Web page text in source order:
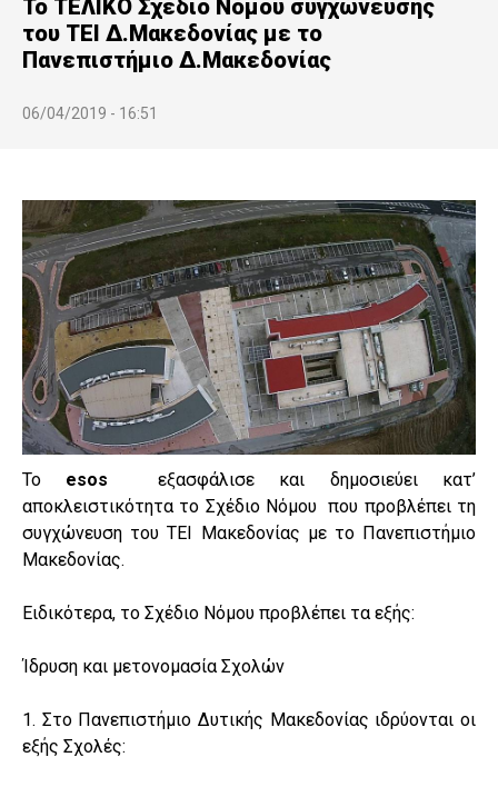
Το ΤΕΛΙΚΟ Σχέδιο Νόμου συγχώνευσης
του ΤΕΙ Δ.Μακεδονίας με το
Πανεπιστήμιο Δ.Μακεδονίας
06/04/2019 - 16:51
Το esos εξασφάλισε και δημοσιεύει κατ’
αποκλειστικότητα το Σχέδιο Νόμου που προβλέπει τη
συγχώνευση του ΤΕΙ Μακεδονίας με το Πανεπιστήμιο
Μακεδονίας.
Ειδικότερα, το Σχέδιο Νόμου προβλέπει τα εξής:
Ίδρυση και μετονομασία Σχολών
1. Στο Πανεπιστήμιο Δυτικής Μακεδονίας ιδρύονται οι
εξής Σχολές: